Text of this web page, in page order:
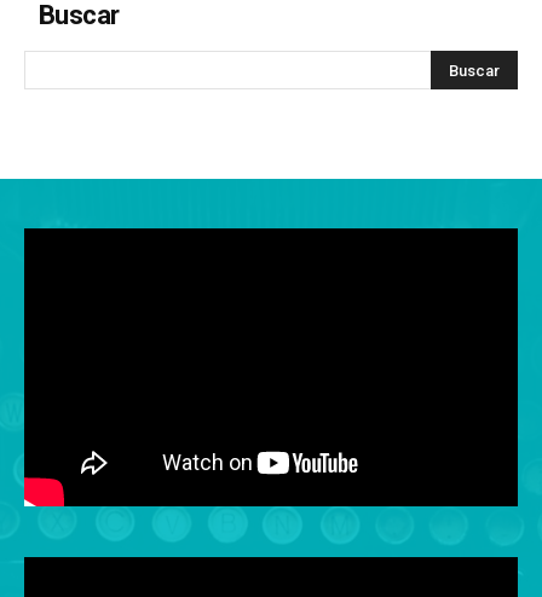
Buscar